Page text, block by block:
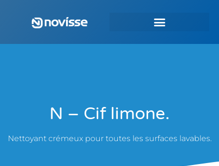
N – Cif limone.
Nettoyant crémeux pour toutes les surfaces lavables.